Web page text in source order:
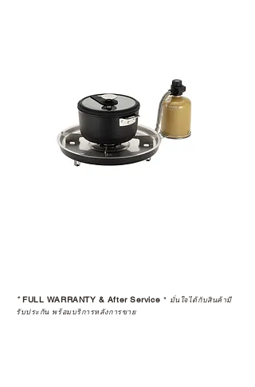
*FULL WARRANTY & After Service * มั่นใจได้กับสินค้ามี
รับประกัน พร้อมบริการหลังการขาย